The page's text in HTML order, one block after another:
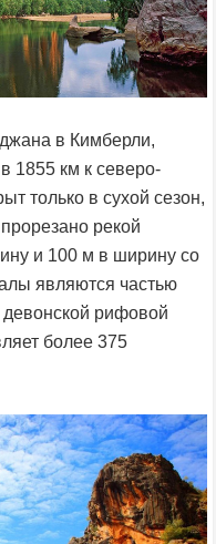
в Кимберли,
1855 км к северо-
только в сухой сезон,
рекой
и 100 м в ширину со
являются частью
девонской рифовой
более 375